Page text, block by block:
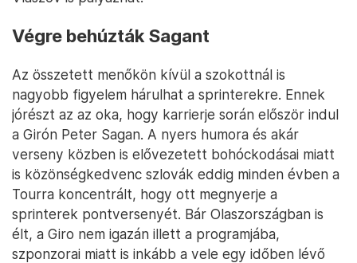
Végre behúzták Sagant
Az összetett menőkön kívül a szokottnál is
nagyobb figyelem hárulhat a sprinterekre. Ennek
jórészt az az oka, hogy karrierje során először indul
a Girón Peter Sagan. A nyers humora és akár
verseny közben is elővezetett bohóckodásai miatt
is közönségkedvenc szlovák eddig minden évben a
Tourra koncentrált, hogy ott megnyerje a
sprinterek pontversenyét. Bár Olaszországban is
élt, a Giro nem igazán illett a programjába,
szponzorai miatt is inkább a vele egy időben lévő